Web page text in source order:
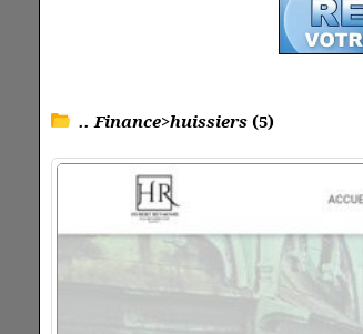
.. Finance>huissiers (5)